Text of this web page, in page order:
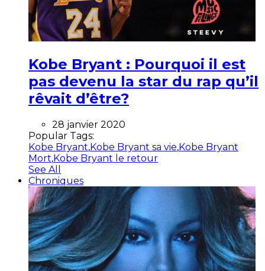
Kobe Bryant : Pourquoi il est
pas devenu la star du rap qu’il
rêvait d’être?
28 janvier 2020
Popular Tags:
Kobe Bryant,Kobe Bryant sa vie,Kobe Bryant
Mort,Kobe Bryant le retour
See All
Chroniques